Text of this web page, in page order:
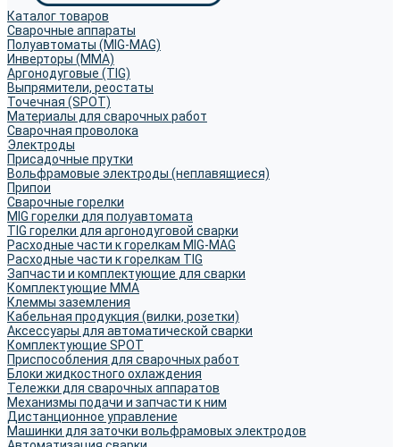
Каталог товаров
Сварочные аппараты
Полуавтоматы (MIG-MAG)
Инверторы (MMA)
Аргонодуговые (TIG)
Выпрямители, реостаты
Точечная (SPOT)
Материалы для сварочных работ
Сварочная проволока
Электроды
Присадочные прутки
Вольфрамовые электроды (неплавящиеся)
Припои
Сварочные горелки
MIG горелки для полуавтомата
TIG горелки для аргонодуговой сварки
Расходные части к горелкам MIG-MAG
Расходные части к горелкам TIG
Запчасти и комплектующие для сварки
Комплектующие ММА
Клеммы заземления
Кабельная продукция (вилки, розетки)
Аксессуары для автоматической сварки
Комплектующие SPOT
Приспособления для сварочных работ
Блоки жидкостного охлаждения
Тележки для сварочных аппаратов
Механизмы подачи и запчасти к ним
Дистанционное управление
Машинки для заточки вольфрамовых электродов